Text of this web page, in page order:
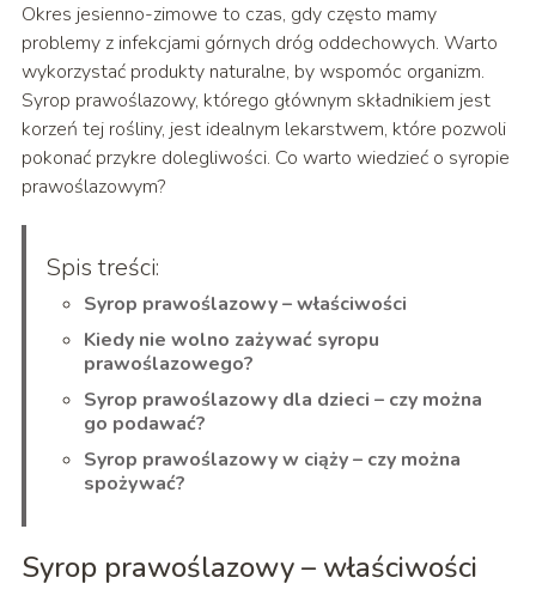
Okres jesienno-zimowe to czas, gdy często mamy
problemy z infekcjami górnych dróg oddechowych. Warto
wykorzystać produkty naturalne, by wspomóc organizm.
Syrop prawoślazowy, którego głównym składnikiem jest
korzeń tej rośliny, jest idealnym lekarstwem, które pozwoli
pokonać przykre dolegliwości. Co warto wiedzieć o syropie
prawoślazowym?
Spis treści:
Syrop prawoślazowy – właściwości
Kiedy nie wolno zażywać syropu
prawoślazowego?
Syrop prawoślazowy dla dzieci – czy można
go podawać?
Syrop prawoślazowy w ciąży – czy można
spożywać?
Syrop prawoślazowy – właściwości